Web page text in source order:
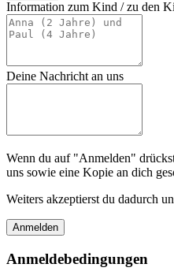
Information zum Kind / zu den
Deine Nachricht an uns
Wenn du auf "Anmelden"
uns sowie eine Kopie an dich
Weiters akzeptierst du dadurch
Anmeldebedingungen